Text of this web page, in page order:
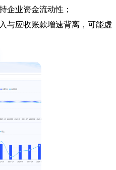
企业资金流动性；
与应收账款增速背离，可能虚